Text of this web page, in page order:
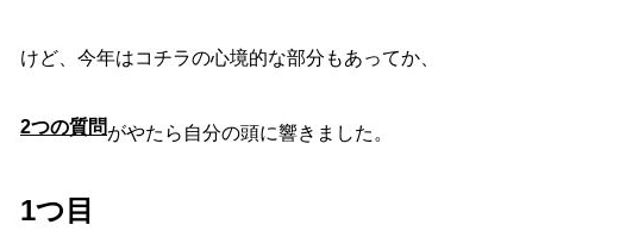
けど、今年はコチラの心境的な部分もあってか、
2つの質問がやたら自分の頭に響きました。
1つ目